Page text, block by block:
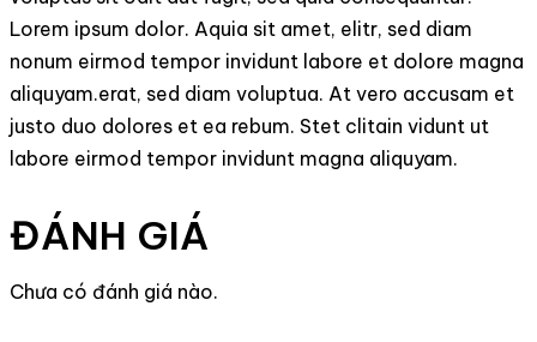
Lorem ipsum dolor. Aquia sit amet, elitr, sed diam
nonum eirmod tempor invidunt labore et dolore magna
aliquyam.erat, sed diam voluptua. At vero accusam et
justo duo dolores et ea rebum. Stet clitain vidunt ut
labore eirmod tempor invidunt magna aliquyam.
ĐÁNH GIÁ
Chưa có đánh giá nào.